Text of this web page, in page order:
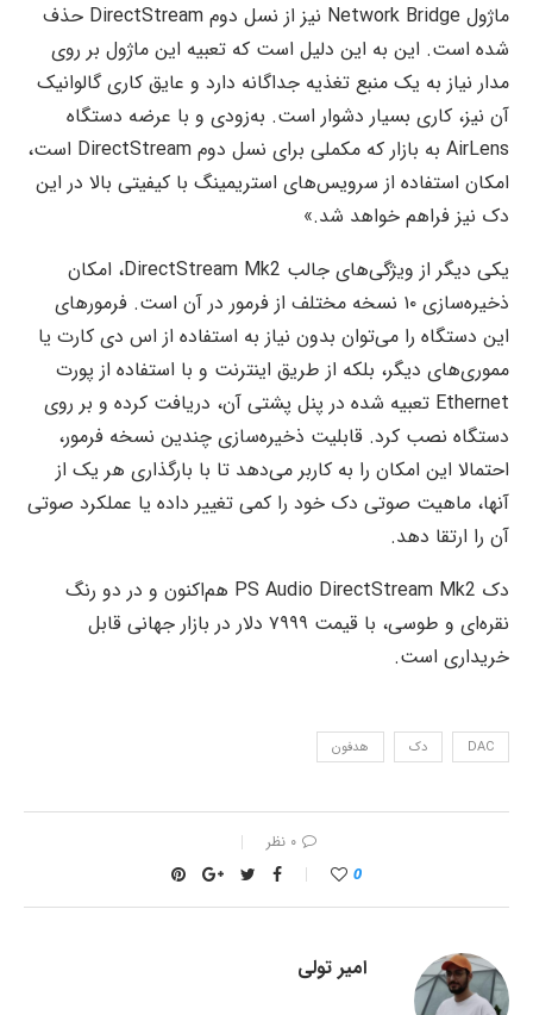
ماژول Network Bridge نیز از نسل دوم DirectStream حذف
شده است. این به این دلیل است که تعبیه این ماژول بر روی
مدار نیاز به یک منبع تغذیه جداگانه دارد و عایق کاری گالوانیک
آن نیز، کاری بسیار دشوار است. به‌زودی و با عرضه دستگاه
AirLens به بازار که مکملی برای نسل دوم DirectStream است،
امکان استفاده از سرویس‌های استریمینگ با کیفیتی بالا در این
دک نیز فراهم خواهد شد.»
یکی دیگر از ویژگی‌های جالب DirectStream Mk2، امکان
ذخیره‌سازی ۱۰ نسخه مختلف از فرمور در آن است. فرمور‌های
این دستگاه را می‌توان بدون نیاز به استفاده از اس دی کارت یا
مموری‌های دیگر، بلکه از طریق اینترنت و با استفاده از پورت
Ethernet تعبیه شده در پنل پشتی آن، دریافت کرده و بر روی
دستگاه نصب کرد. قابلیت ذخیره‌سازی چندین نسخه فرمور،
احتمالا این امکان را به کاربر می‌دهد تا با بارگذاری هر یک از
آنها، ماهیت صوتی دک خود را کمی تغییر داده یا عملکرد صوتی
آن را ارتقا دهد.
دک PS Audio DirectStream Mk2 هم‌اکنون و در دو رنگ
نقره‌ای و طوسی، با قیمت ۷۹۹۹ دلار در بازار جهانی قابل
خریداری است.
DAC دک هدفون
۰ نظر
0
امیر تولی